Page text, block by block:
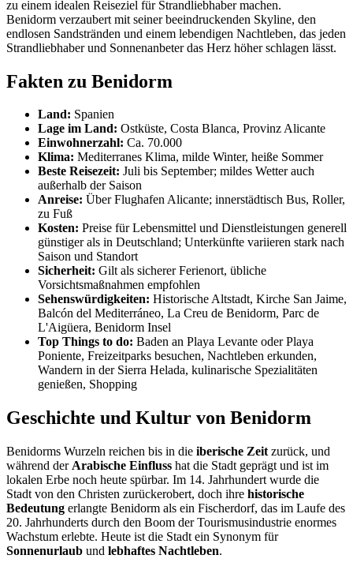
zu einem idealen Reiseziel für Strandliebhaber machen.
Benidorm verzaubert mit seiner beeindruckenden Skyline, den
endlosen Sandstränden und einem lebendigen Nachtleben, das jeden
Strandliebhaber und Sonnenanbeter das Herz höher schlagen lässt.
Fakten zu Benidorm
Land: Spanien
Lage im Land: Ostküste, Costa Blanca, Provinz Alicante
Einwohnerzahl: Ca. 70.000
Klima: Mediterranes Klima, milde Winter, heiße Sommer
Beste Reisezeit: Juli bis September; mildes Wetter auch
außerhalb der Saison
Anreise: Über Flughafen Alicante; innerstädtisch Bus, Roller,
zu Fuß
Kosten: Preise für Lebensmittel und Dienstleistungen generell
günstiger als in Deutschland; Unterkünfte variieren stark nach
Saison und Standort
Sicherheit: Gilt als sicherer Ferienort, übliche
Vorsichtsmaßnahmen empfohlen
Sehenswürdigkeiten: Historische Altstadt, Kirche San Jaime,
Balcón del Mediterráneo, La Creu de Benidorm, Parc de
L'Aigüera, Benidorm Insel
Top Things to do: Baden an Playa Levante oder Playa
Poniente, Freizeitparks besuchen, Nachtleben erkunden,
Wandern in der Sierra Helada, kulinarische Spezialitäten
genießen, Shopping
Geschichte und Kultur von Benidorm
Benidorms Wurzeln reichen bis in die iberische Zeit zurück, und
während der Arabische Einfluss hat die Stadt geprägt und ist im
lokalen Erbe noch heute spürbar. Im 14. Jahrhundert wurde die
Stadt von den Christen zurückerobert, doch ihre historische
Bedeutung erlangte Benidorm als ein Fischerdorf, das im Laufe des
20. Jahrhunderts durch den Boom der Tourismusindustrie enormes
Wachstum erlebte. Heute ist die Stadt ein Synonym für
Sonnenurlaub und lebhaftes Nachtleben.